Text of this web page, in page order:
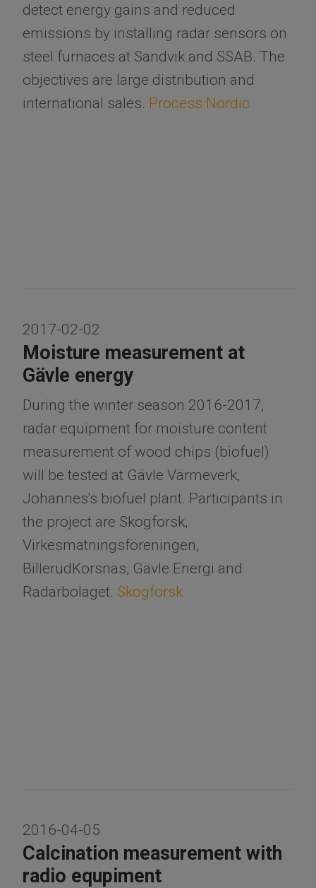
detect energy gains and reduced
emissions by installing radar sensors on
steel furnaces at Sandvik and SSAB. The
objectives are large distribution and
international sales. Process Nordic
2017-02-02
Moisture measurement at
Gävle energy
During the winter season 2016-2017,
radar equipment for moisture content
measurement of wood chips (biofuel)
will be tested at Gävle Värmeverk,
Johannes's biofuel plant. Participants in
the project are Skogforsk,
Virkesmätningsföreningen,
BillerudKorsnäs, Gävle Energi and
Radarbolaget. Skogforsk
2016-04-05
Calcination measurement with
radio equpiment